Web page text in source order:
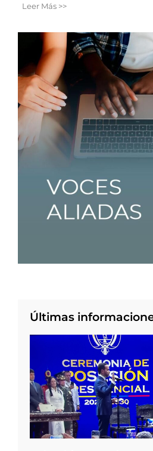
Leer Más >>
Últimas